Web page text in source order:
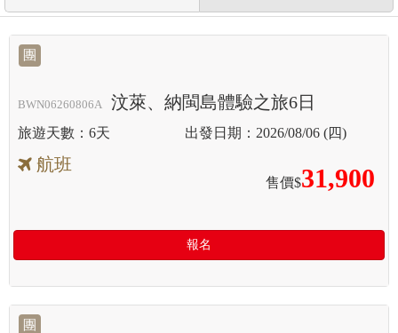
團
BWN06260806A 汶萊、納閩島體驗之旅6日
6天 2026/08/06 (四)
航班
售價$31,900
報名
團